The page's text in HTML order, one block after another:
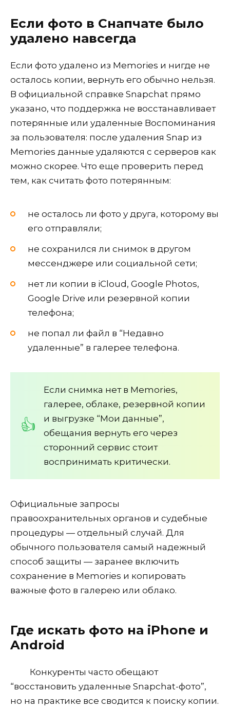
Если фото в Снапчате было
удалено навсегда
Если фото удалено из Memories и нигде не
осталось копии, вернуть его обычно нельзя.
В официальной справке Snapchat прямо
указано, что поддержка не восстанавливает
потерянные или удаленные Воспоминания
за пользователя: после удаления Snap из
Memories данные удаляются с серверов как
можно скорее. Что еще проверить перед
тем, как считать фото потерянным:
не осталось ли фото у друга, которому вы
его отправляли;
не сохранился ли снимок в другом
мессенджере или социальной сети;
нет ли копии в iCloud, Google Photos,
Google Drive или резервной копии
телефона;
не попал ли файл в “Недавно
удаленные” в галерее телефона.
Если снимка нет в Memories,
галерее, облаке, резервной копии
и выгрузке “Мои данные”,
обещания вернуть его через
сторонний сервис стоит
воспринимать критически.
Официальные запросы
правоохранительных органов и судебные
процедуры — отдельный случай. Для
обычного пользователя самый надежный
способ защиты — заранее включить
сохранение в Memories и копировать
важные фото в галерею или облако.
Где искать фото на iPhone и
Android
Конкуренты часто обещают
“восстановить удаленные Snapchat-фото”,
но на практике все сводится к поиску копии.